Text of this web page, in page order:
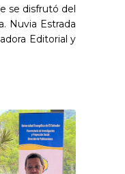
se disfrutó del
Nuvia Estrada
Editorial y